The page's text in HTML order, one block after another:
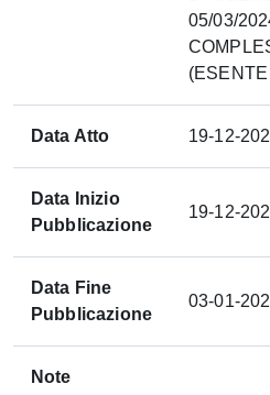
05/03/
(ESENTE
Data Atto 19-12-
Data Inizio
Pubblicazione
19-12-
Data Fine
Pubblicazione
03-01-
Note